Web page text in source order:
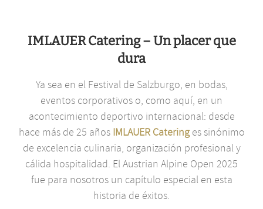
IMLAUER Catering – Un placer que
dura
Ya sea en el Festival de Salzburgo, en bodas,
eventos corporativos o, como aquí, en un
acontecimiento deportivo internacional: desde
hace más de 25 años IMLAUER Cateringes sinónimo
de excelencia culinaria, organización profesional y
cálida hospitalidad. El Austrian Alpine Open 2025
fue para nosotros un capítulo especial en esta
historia de éxitos.